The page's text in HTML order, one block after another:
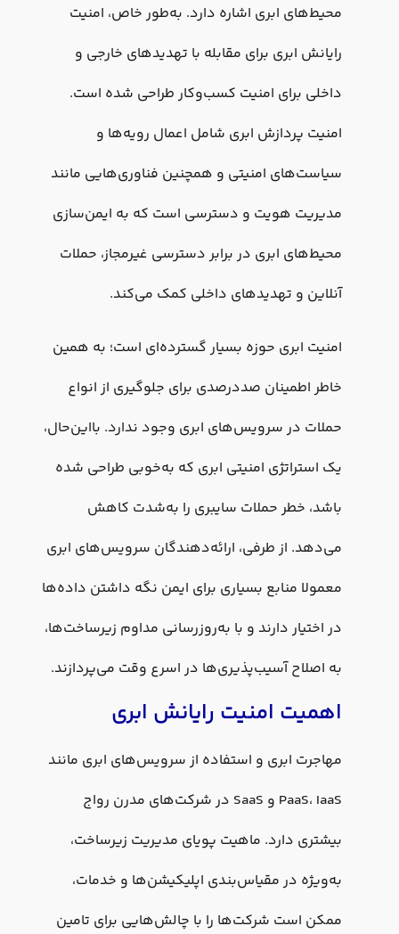
محیط‌های ابری اشاره دارد. به‌طور خاص، امنیت
رایانش ابری برای مقابله با تهدیدهای خارجی و
داخلی برای امنیت کسب‌وکار طراحی شده است.
امنیت پردازش ابری شامل اعمال رویه‌ها و
سیاست‌های امنیتی و همچنین فناوری‌هایی مانند
مدیریت هویت و دسترسی است که به ایمن‌سازی
محیط‌های ابری در برابر دسترسی غیرمجاز، حملات
آنلاین و تهدیدهای داخلی کمک می‌کند.
امنیت ابری حوزه بسیار گسترده‌ای است؛ به همین
خاطر اطمینان صددرصدی برای جلوگیری از انواع
حملات در سرویس‌های ابری وجود ندارد. بااین‌حال،
یک استراتژی امنیتی ابری که به‌خوبی طراحی شده
باشد، خطر حملات سایبری را به‌شدت کاهش
می‌دهد. از طرفی، ارائه‌دهندگان سرویس‌های ابری
معمولا منابع بسیاری برای ایمن نگه داشتن داده‌ها
در اختیار دارند و با به‌روزرسانی مداوم زیرساخت‌ها،
به اصلاح آسیب‌پذیری‌ها در اسرع وقت می‌پردازند.
اهمیت امنیت رایانش ابری
مهاجرت ابری و استفاده از سرویس‌های ابری مانند
PaaS، IaaS و SaaS در شرکت‌های مدرن رواج
بیشتری دارد. ماهیت پویای مدیریت زیرساخت،
به‌ویژه در مقیاس‌بندی اپلیکیشن‌ها و خدمات،
ممکن است شرکت‌ها را با چالش‌هایی برای تامین